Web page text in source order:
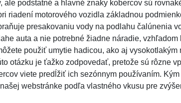
ale podstatné a hlavné znaky kobercov sú
riadení motorového vozidla základnou
presakovaniu vody na podlahu čalúnenia
auta a nie potrebné žiadne náradie,
použiť umytie hadicou, ako aj
otázku je ťažko zodpovedať, pretože sú rôzne
viete predĺžiť ich sezónnym používaním.
webstránke podľa vlastného vkusu pre